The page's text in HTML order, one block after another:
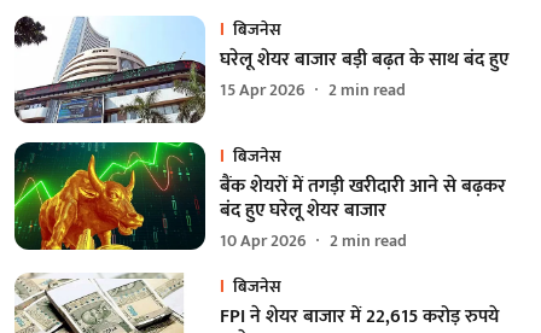
बिजनेस
घरेलू शेयर बाजार बड़ी बढ़त के साथ बंद हुए
15 Apr 2026 2min read
बिजनेस
बैंक शेयरों में तगड़ी खरीदारी आने से बढ़कर
बंद हुए घरेलू शेयर बाजार
10 Apr 2026 2min read
बिजनेस
FPI ने शेयर बाजार में 22,615 करोड़ रुपये